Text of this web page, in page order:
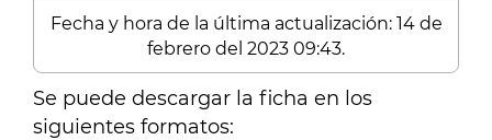
Fecha y hora de la última actualización: 14 de
febrero del 2023 09:43.
Se puede descargar la ficha en los
siguientes formatos: